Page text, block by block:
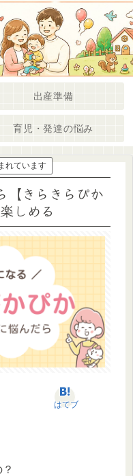
出産準備
育児・発達の悩み
れています
【きらきらぴか
しめる
はてブ